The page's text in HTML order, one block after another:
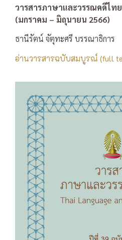
วารสารภาษาและวรรณคดีไท
(มกราคม – มิถุนายน 2566)
ธานีรัตน์ จัตุทะศรี บรรณาธิการ
อ่านวารสารฉบับสมบูรณ์ (full